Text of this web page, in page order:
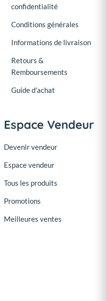
confidentialité
Conditions générales
Informations de livraison
Retours &
Remboursements
Guide d'achat
Espace Vendeur
Devenir vendeur
Espace vendeur
Tous les produits
Promotions
Meilleures ventes